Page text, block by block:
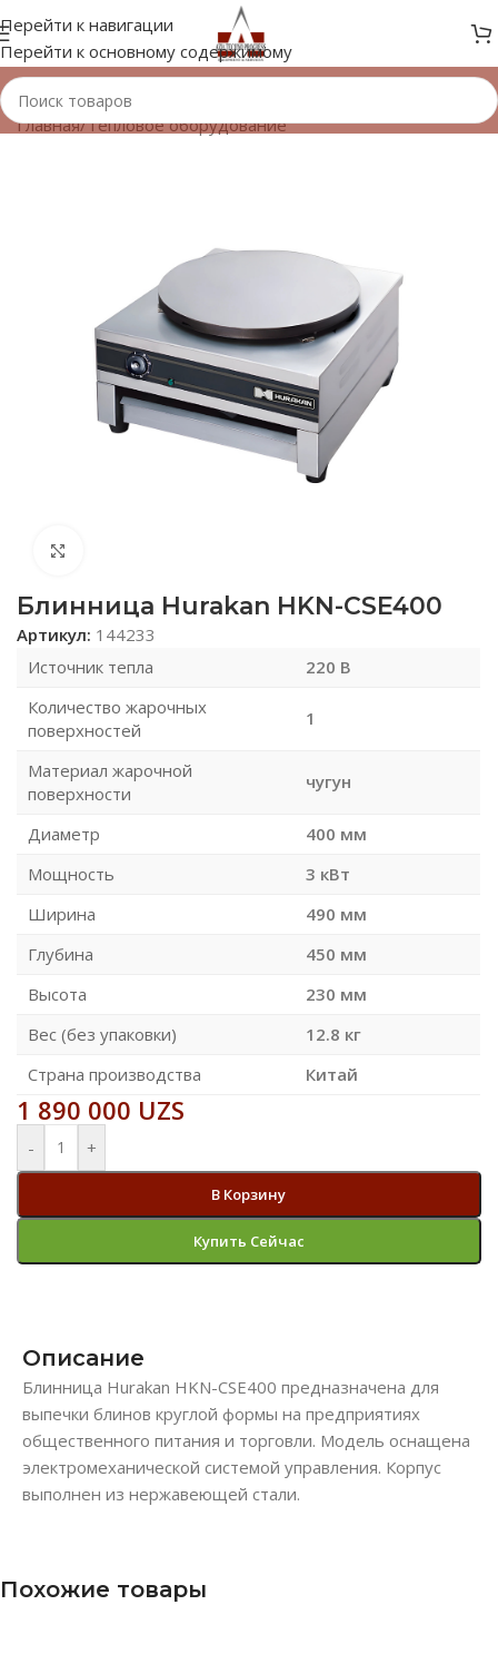
Перейти к навигации
Перейти к основному содержимому
Главная/Тепловое оборудование
Блинница Hurakan HKN-CSE400
Артикул: 144233
Источник тепла
220 В
Количество жарочных
поверхностей
1
Материал жарочной
поверхности
чугун
Диаметр
400 мм
Мощность
3 кВт
Ширина
490 мм
Глубина
450 мм
Высота
230 мм
Вес (без упаковки)
12.8 кг
Страна производства
Китай
1 890 000 UZS
- +
В Корзину
Купить Сейчас
Описание
Блинница Hurakan HKN-CSE400 предназначена для
выпечки блинов круглой формы на предприятиях
общественного питания и торговли. Модель оснащена
электромеханической системой управления. Корпус
выполнен из нержавеющей стали.
Похожие товары